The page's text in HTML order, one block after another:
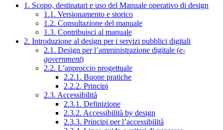
1. Scopo, destinatari e uso del Manuale operativo di design
1.1. Versionamento e storico
1.2. Consultazione del manuale
1.3. Contribuisci al manuale
2. Introduzione al design per i servizi pubblici digitali
2.1. Design per l’amministrazione digitale (e-
government)
2.2. L’approccio progettuale
2.2.1. Buone pratiche
2.2.2. Principi
2.3. Accessibilità
2.3.1. Definizione
2.3.2. Accessibilità by design
2.3.3. Principi per l’accessibilità